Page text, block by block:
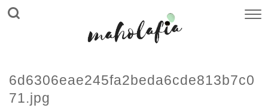
6d6306eae245fa2beda6cde813b7c0
71.jpg